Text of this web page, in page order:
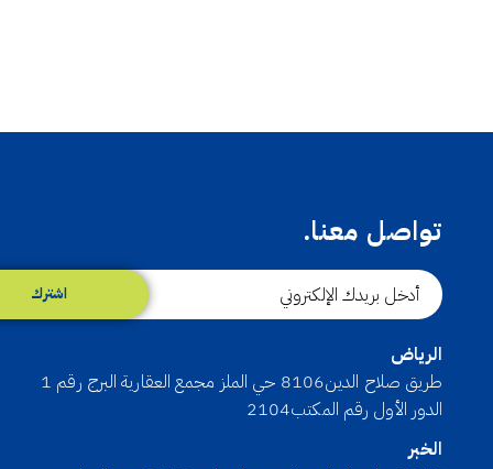
تواصل معنا.
اشترك
الرياض
طريق صلاح الدين8106 حي الملز مجمع العقارية البرج رقم 1
الدور الأول رقم المكتب2104
الخبر